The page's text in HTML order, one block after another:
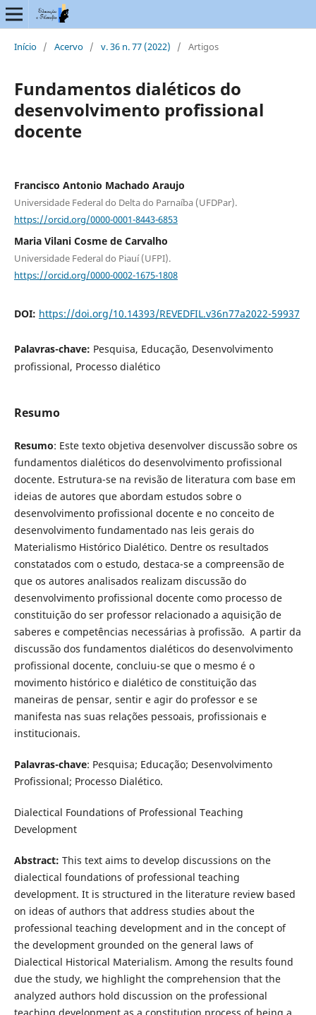
Início / Acervo / v. 36 n. 77 (2022) / Artigos
Fundamentos dialéticos do
desenvolvimento profissional
docente
Francisco Antonio Machado Araujo
Universidade Federal do Delta do Parnaíba (UFDPar).
https://orcid.org/0000-0001-8443-6853
Maria Vilani Cosme de Carvalho
Universidade Federal do Piauí (UFPI).
https://orcid.org/0000-0002-1675-1808
DOI: https://doi.org/10.14393/REVEDFIL.v36n77a2022-59937
Palavras-chave: Pesquisa, Educação, Desenvolvimento
profissional, Processo dialético
Resumo
Resumo: Este texto objetiva desenvolver discussão sobre os
fundamentos dialéticos do desenvolvimento profissional
docente. Estrutura-se na revisão de literatura com base em
ideias de autores que abordam estudos sobre o
desenvolvimento profissional docente e no conceito de
desenvolvimento fundamentado nas leis gerais do
Materialismo Histórico Dialético. Dentre os resultados
constatados com o estudo, destaca-se a compreensão de
que os autores analisados realizam discussão do
desenvolvimento profissional docente como processo de
constituição do ser professor relacionado a aquisição de
saberes e competências necessárias à profissão. A partir da
discussão dos fundamentos dialéticos do desenvolvimento
profissional docente, concluiu-se que o mesmo é o
movimento histórico e dialético de constituição das
maneiras de pensar, sentir e agir do professor e se
manifesta nas suas relações pessoais, profissionais e
institucionais.
Palavras-chave: Pesquisa; Educação; Desenvolvimento
Profissional; Processo Dialético.
Dialectical Foundations of Professional Teaching
Development
Abstract: This text aims to develop discussions on the
dialectical foundations of professional teaching
development. It is structured in the literature review based
on ideas of authors that address studies about the
professional teaching development and in the concept of
the development grounded on the general laws of
Dialectical Historical Materialism. Among the results found
due the study, we highlight the comprehension that the
analyzed authors hold discussion on the professional